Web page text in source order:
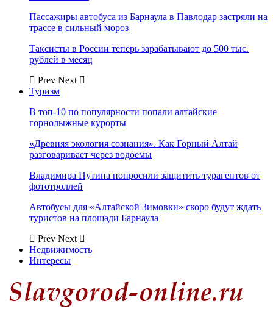
Пассажиры автобуса из Барнаула в Павлодар застряли на
трассе в сильный мороз
Таксисты в России теперь зарабатывают до 500 тыс.
рублей в месяц
Prev Next
Туризм
В топ-10 по популярности попали алтайские
горнолыжные курорты
«Древняя экология сознания». Как Горный Алтай
разговаривает через водоемы
Владимира Путина попросили защитить турагентов от
фототроллей
Автобусы для «Алтайской Зимовки» скоро будут ждать
туристов на площади Барнаула
Prev Next
Недвижимость
Интересы